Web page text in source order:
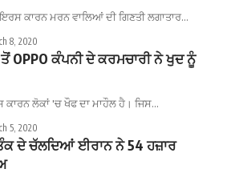
ਕਾਰਨ ਮਰਨ ਵਾਲਿਆਂ ਦੀ ਗਿਣਤੀ ਲਗਾਤਾਰ…
8, 2020
OPPO ਕੰਪਨੀ ਦੇ ਕਰਮਚਾਰੀ ਨੇ ਖੁਦ ਨੂੰ
ਲੋਕਾਂ 'ਚ ਖੌਫ ਦਾ ਮਾਹੌਲ ਹੈ। ਜਿਸ…
5, 2020
ਦੇ ਚੱਲਦਿਆਂ ਈਰਾਨ ਨੇ 54 ਹਜ਼ਾਰ